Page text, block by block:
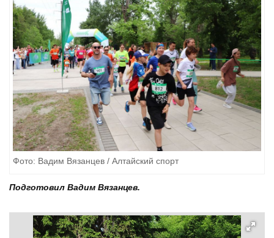
Фото: Вадим Вязанцев / Алтайский спорт
Подготовил Вадим Вязанцев.